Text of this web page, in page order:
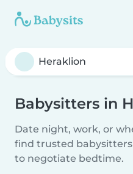
Babysitters in
Date night, work, or
find trusted
to negotiate bedtime.